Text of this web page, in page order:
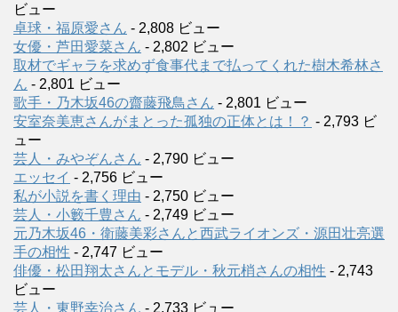
ビュー
卓球・福原愛さん - 2,808 ビュー
女優・芦田愛菜さん - 2,802 ビュー
取材でギャラを求めず食事代まで払ってくれた樹木希林さ
ん - 2,801 ビュー
歌手・乃木坂46の齋藤飛鳥さん - 2,801 ビュー
安室奈美恵さんがまとった孤独の正体とは！？ - 2,793 ビ
ュー
芸人・みやぞんさん - 2,790 ビュー
エッセイ - 2,756 ビュー
私が小説を書く理由 - 2,750 ビュー
芸人・小籔千豊さん - 2,749 ビュー
元乃木坂46・衛藤美彩さんと西武ライオンズ・源田壮亮選
手の相性 - 2,747 ビュー
俳優・松田翔太さんとモデル・秋元梢さんの相性 - 2,743
ビュー
芸人・東野幸治さん - 2,733 ビュー